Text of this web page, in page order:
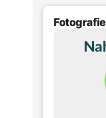
Fotografie